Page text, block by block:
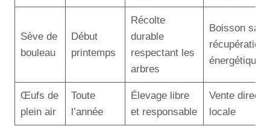
Sève de
bouleau
Début
printemps
Récolte
durable
respectant les
arbres
Boisson
récupération
énergétique
Œufs de
plein air
Toute
l’année
Élevage libre
et responsable
Vente directe
locale